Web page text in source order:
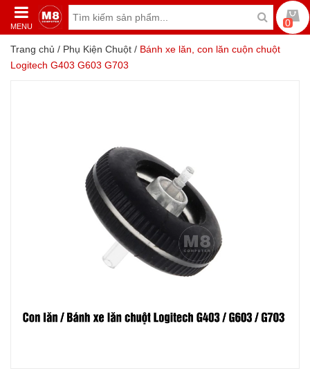
MENU 0
Trang chủ / Phụ Kiện Chuột / Bánh xe lăn, con lăn cuộn chuột
Logitech G403 G603 G703